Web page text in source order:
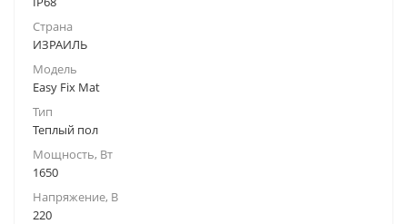
Страна
ИЗРАИЛЬ
Модель
Easy Fix Mat
Тип
Теплый пол
Мощность, Вт
1650
Напряжение, В
220